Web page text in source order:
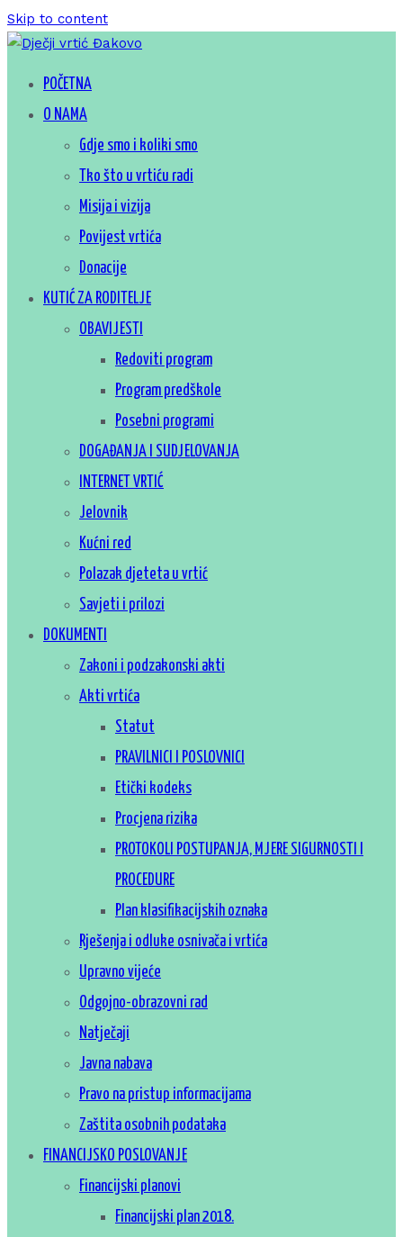
Skip to content
Dječji vrtić Đakovo
Za sretno djetinjstvo
POČETNA
O NAMA
Gdje smo i koliki smo
Tko što u vrtiću radi
Misija i vizija
Povijest vrtića
Donacije
KUTIĆ ZA RODITELJE
OBAVIJESTI
Redoviti program
Program predškole
Posebni programi
DOGAĐANJA I SUDJELOVANJA
INTERNET VRTIĆ
Jelovnik
Kućni red
Polazak djeteta u vrtić
Savjeti i prilozi
DOKUMENTI
Zakoni i podzakonski akti
Akti vrtića
Statut
PRAVILNICI I POSLOVNICI
Etički kodeks
Procjena rizika
PROTOKOLI POSTUPANJA, MJERE SIGURNOSTI I
PROCEDURE
Plan klasifikacijskih oznaka
Rješenja i odluke osnivača i vrtića
Upravno vijeće
Odgojno-obrazovni rad
Natječaji
Javna nabava
Pravo na pristup informacijama
Zaštita osobnih podataka
FINANCIJSKO POSLOVANJE
Financijski planovi
Financijski plan 2018.